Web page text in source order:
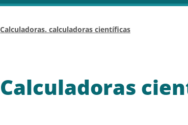
todo lo
para tu
calculadoras. calculadoras científicas